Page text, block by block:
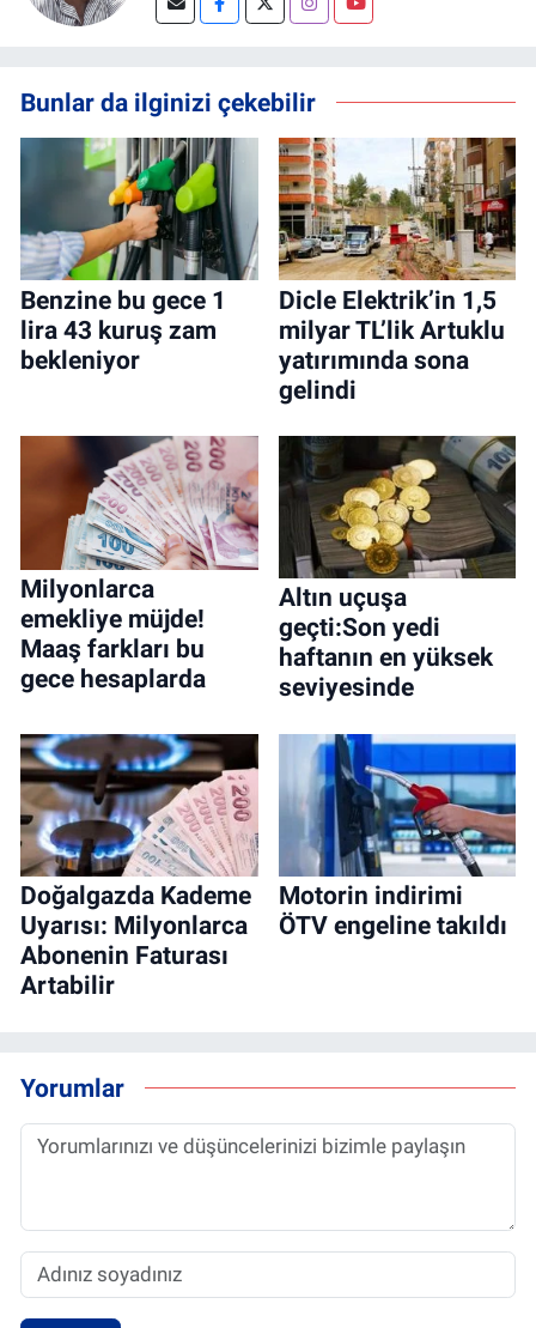
Bunlar da ilginizi çekebilir
Benzine bu gece 1
lira 43 kuruş zam
bekleniyor
Dicle Elektrik’in 1,5
milyar TL’lik Artuklu
yatırımında sona
gelindi
Milyonlarca
emekliye müjde!
Maaş farkları bu
gece hesaplarda
Altın uçuşa
geçti:Son yedi
haftanın en yüksek
seviyesinde
Doğalgazda Kademe
Uyarısı: Milyonlarca
Abonenin Faturası
Artabilir
Motorin indirimi
ÖTV engeline takıldı
Yorumlar